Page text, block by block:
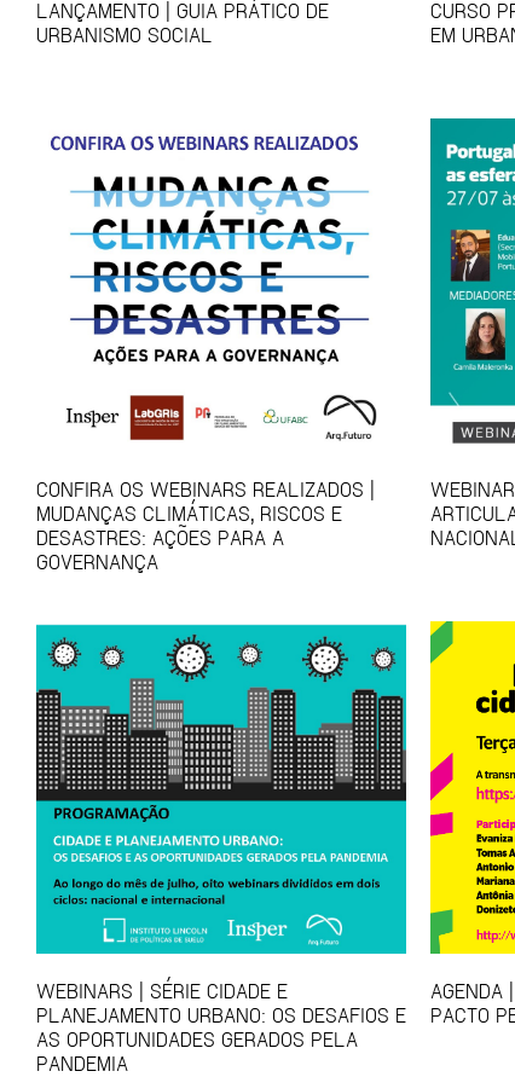
LANÇAMENTO | GUIA PRÁTICO DE
URBANISMO SOCIAL
CURSO
EM
CONFIRA OS WEBINARS REALIZADOS |
MUDANÇAS CLIMÁTICAS, RISCOS E
DESASTRES: AÇÕES PARA A
GOVERNANÇA
WEBINARS | SÉRIE CIDADE E
PLANEJAMENTO URBANO: OS DESAFIOS E
AS OPORTUNIDADES GERADOS PELA
PANDEMIA
AGENDA
PACTO